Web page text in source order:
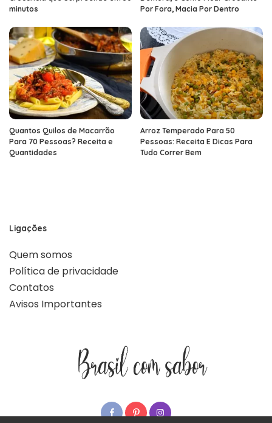
minutos
Por Fora, Macia Por Dentro
Quantos Quilos de Macarrão
Para 70 Pessoas? Receita e
Quantidades
Arroz Temperado Para 50
Pessoas: Receita E Dicas Para
Tudo Correr Bem
Ligações
Quem somos
Política de privacidade
Contatos
Avisos Importantes